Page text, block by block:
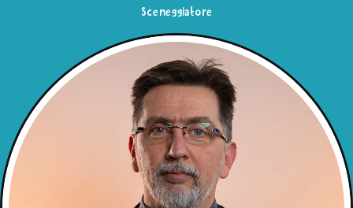
Sceneggiatore